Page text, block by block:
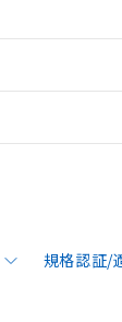
規格認証/